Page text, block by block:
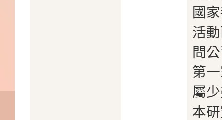
國
活
問
第
屬
本